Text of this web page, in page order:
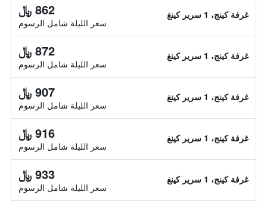
غرفة كينج، 1 سرير كينغ 862 ﷼
سعر الليلة شامل الرسوم
غرفة كينج، 1 سرير كينغ 872 ﷼
سعر الليلة شامل الرسوم
غرفة كينج، 1 سرير كينغ 907 ﷼
سعر الليلة شامل الرسوم
غرفة كينج، 1 سرير كينغ 916 ﷼
سعر الليلة شامل الرسوم
غرفة كينج، 1 سرير كينغ 933 ﷼
سعر الليلة شامل الرسوم